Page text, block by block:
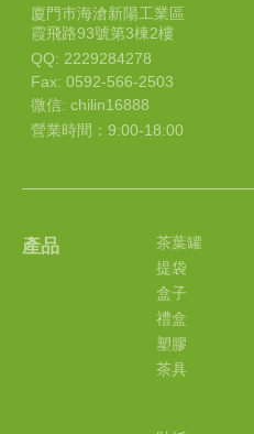
廈門市海滄新陽工業區
霞飛路93號第3棟2樓
QQ: 2229284278
Fax: 0592-566-2503
微信: chilin16888
營業時間：9:00-18:00
產品
茶葉罐
提袋
盒子
禮盒
塑膠
茶具